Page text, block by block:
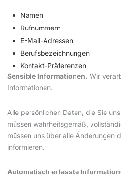
Namen
Rufnummern
E-Mail-Adressen
Berufsbezeichnungen
Kontakt-Präferenzen
Sensible Informationen. Wir
Informationen.
Alle persönlichen Daten, die Sie
müssen wahrheitsgemäß,
müssen uns über alle Änderungen
informieren.
Automatisch erfasste